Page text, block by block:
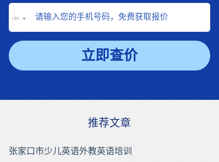
+86
立即查价
推荐文章
张家口市少儿英语外教英语培训